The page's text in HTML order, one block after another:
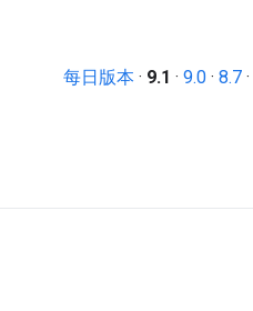
每日版本 · 9.1 · 9.0 · 8.7 ·